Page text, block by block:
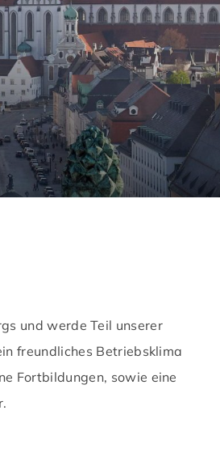
und werde Teil unserer
freundliches Betriebsklima
Fortbildungen, sowie eine